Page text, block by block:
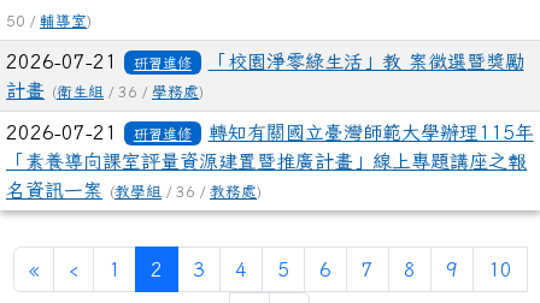
50 / 輔導室)
2026-07-21 研習進修
「校園淨零綠生活」教 案徵選暨獎勵
計畫 (衛生組 / 36 / 學務處)
2026-07-21 研習進修
轉知有關國立臺灣師範大學辦理115年
「素養導向課室評量資源建置暨推廣計畫」線上專題講座之報
名資訊一案
(教學組 / 36 / 教務處)
«第一頁
‹上一頁
1 2 (目前頁次)
3 4 5 6 7 8 9 10